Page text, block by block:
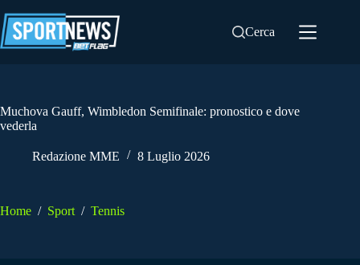
al
contenuto
Cerca
Muchova Gauff, Wimbledon Semifinale: pronostico e dove
vederla
Redazione MME 8 Luglio 2026
Home / Sport / Tennis